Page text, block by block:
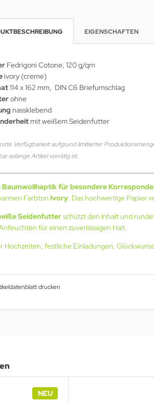
EIGENSCHAFTEN
Fedrigoni Cotone, 120 g/qm
ivory (creme)
114 x 162 mm, DIN C6 Briefumschlag
ohne
nassklebend
mit weißem Seidenfutter
Verfügbarkeit aufgrund limitierter
solange Artikel vorrätig ist.
Baumwollhaptik für besondere
Farbton Ivory. Das hochwertige Papier
Seidenfutterschützt den Inhalt und
für einen zuverlässigen Halt.
Hochzeiten, festliche Einladungen,
drucken
NEU